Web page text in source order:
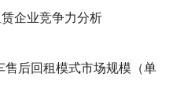
企业竞争力分析
售后回租模式市场规模（单